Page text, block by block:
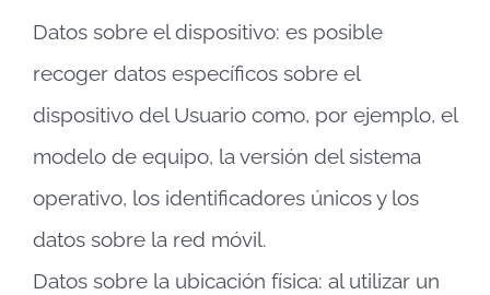
Datos sobre el dispositivo: es posible
recoger datos específicos sobre el
dispositivo del Usuario como, por ejemplo, el
modelo de equipo, la versión del sistema
operativo, los identificadores únicos y los
datos sobre la red móvil.
Datos sobre la ubicación física: al utilizar un